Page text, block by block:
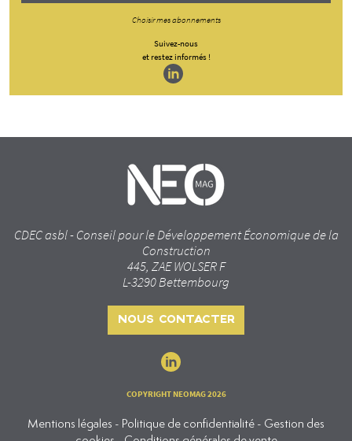
Choisir mes abonnements
Suivez-nous
et restez informés !
CDEC asbl - Conseil pour le Développement Économique de la
Construction
445, ZAE WOLSER F
L-3290 Bettembourg
NOUS CONTACTER
COPYRIGHT NEOMAG 2026
Mentions légales - Politique de confidentialité - Gestion des